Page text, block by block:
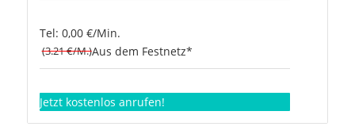
Tel: 0,00 €/Min.
(3.21 €/M.)Aus dem Festnetz*
Jetzt kostenlos anrufen!